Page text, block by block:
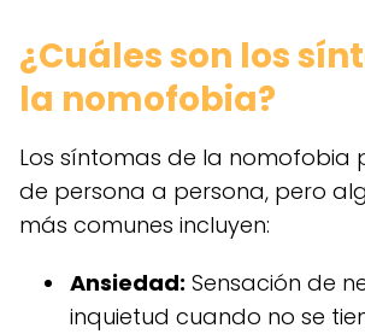
¿Cuáles son los
la nomofobia?
Los síntomas de la nomofobia
de persona a persona, pero
más comunes incluyen:
Ansiedad: Sensación de
inquietud cuando no se